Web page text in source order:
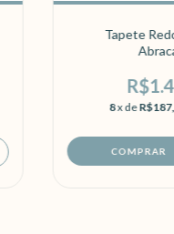
Tapete
8x de